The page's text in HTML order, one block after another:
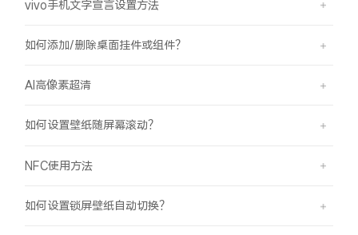
vivo手机文字宣言设置方法
如何添加/删除桌面挂件或组件？
AI高像素超清
如何设置壁纸随屏幕滚动？
NFC使用方法
如何设置锁屏壁纸自动切换？